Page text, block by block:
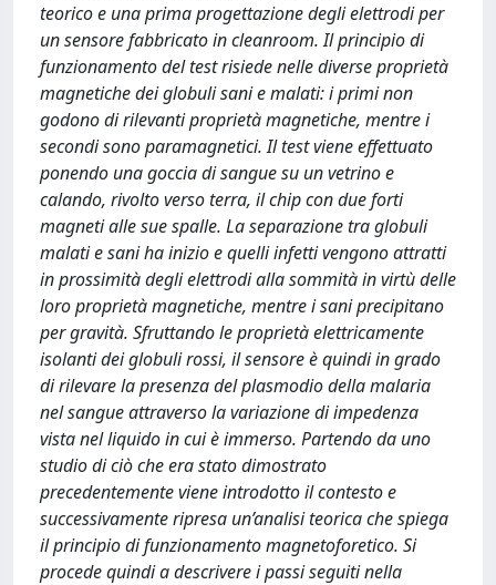
teorico e una prima progettazione degli elettrodi per
un sensore fabbricato in cleanroom. Il principio di
funzionamento del test risiede nelle diverse proprietà
magnetiche dei globuli sani e malati: i primi non
godono di rilevanti proprietà magnetiche, mentre i
secondi sono paramagnetici. Il test viene effettuato
ponendo una goccia di sangue su un vetrino e
calando, rivolto verso terra, il chip con due forti
magneti alle sue spalle. La separazione tra globuli
malati e sani ha inizio e quelli infetti vengono attratti
in prossimità degli elettrodi alla sommità in virtù delle
loro proprietà magnetiche, mentre i sani precipitano
per gravità. Sfruttando le proprietà elettricamente
isolanti dei globuli rossi, il sensore è quindi in grado
di rilevare la presenza del plasmodio della malaria
nel sangue attraverso la variazione di impedenza
vista nel liquido in cui è immerso. Partendo da uno
studio di ciò che era stato dimostrato
precedentemente viene introdotto il contesto e
successivamente ripresa un’analisi teorica che spiega
il principio di funzionamento magnetoforetico. Si
procede quindi a descrivere i passi seguiti nella